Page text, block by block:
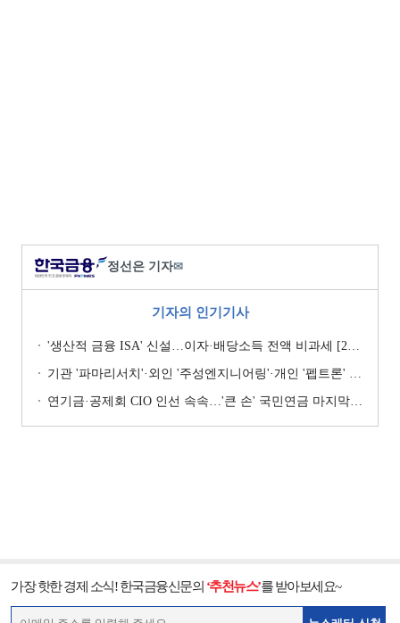
정선은 기자✉
기자의 인기기사
'생산적 금융 ISA' 신설…이자·배당소득 전액 비과세 [2026 세제개편안]
기관 '파마리서치'·외인 '주성엔지니어링'·개인 '펩트론' 1위 [주간 코스닥 순매수- 2026년 7월27일~7월31일]
연기금·공제회 CIO 인선 속속…'큰 손' 국민연금 마지막 타자
가장 핫한 경제 소식! 한국금융신문의 ‘추천뉴스’를 받아보세요~